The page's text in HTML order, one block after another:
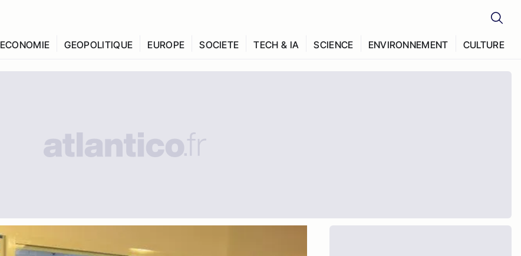
ECONOMIE GEOPOLITIQUE EUROPE SOCIETE TECH & IA SCIENCE ENVIRONNEMENT CULTURE